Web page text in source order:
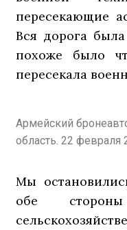
пересекающие
Вся дорога
похоже было
пересекала
Армейский
область. 22 февраля
Мы
обе